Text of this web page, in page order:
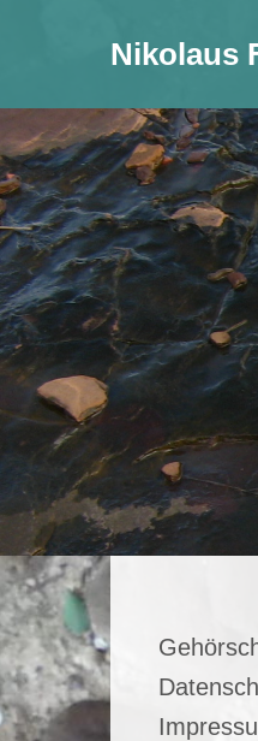
Nikolaus